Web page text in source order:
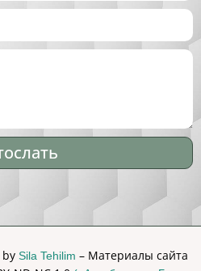
by Sila Tehilim – Материалы сайта